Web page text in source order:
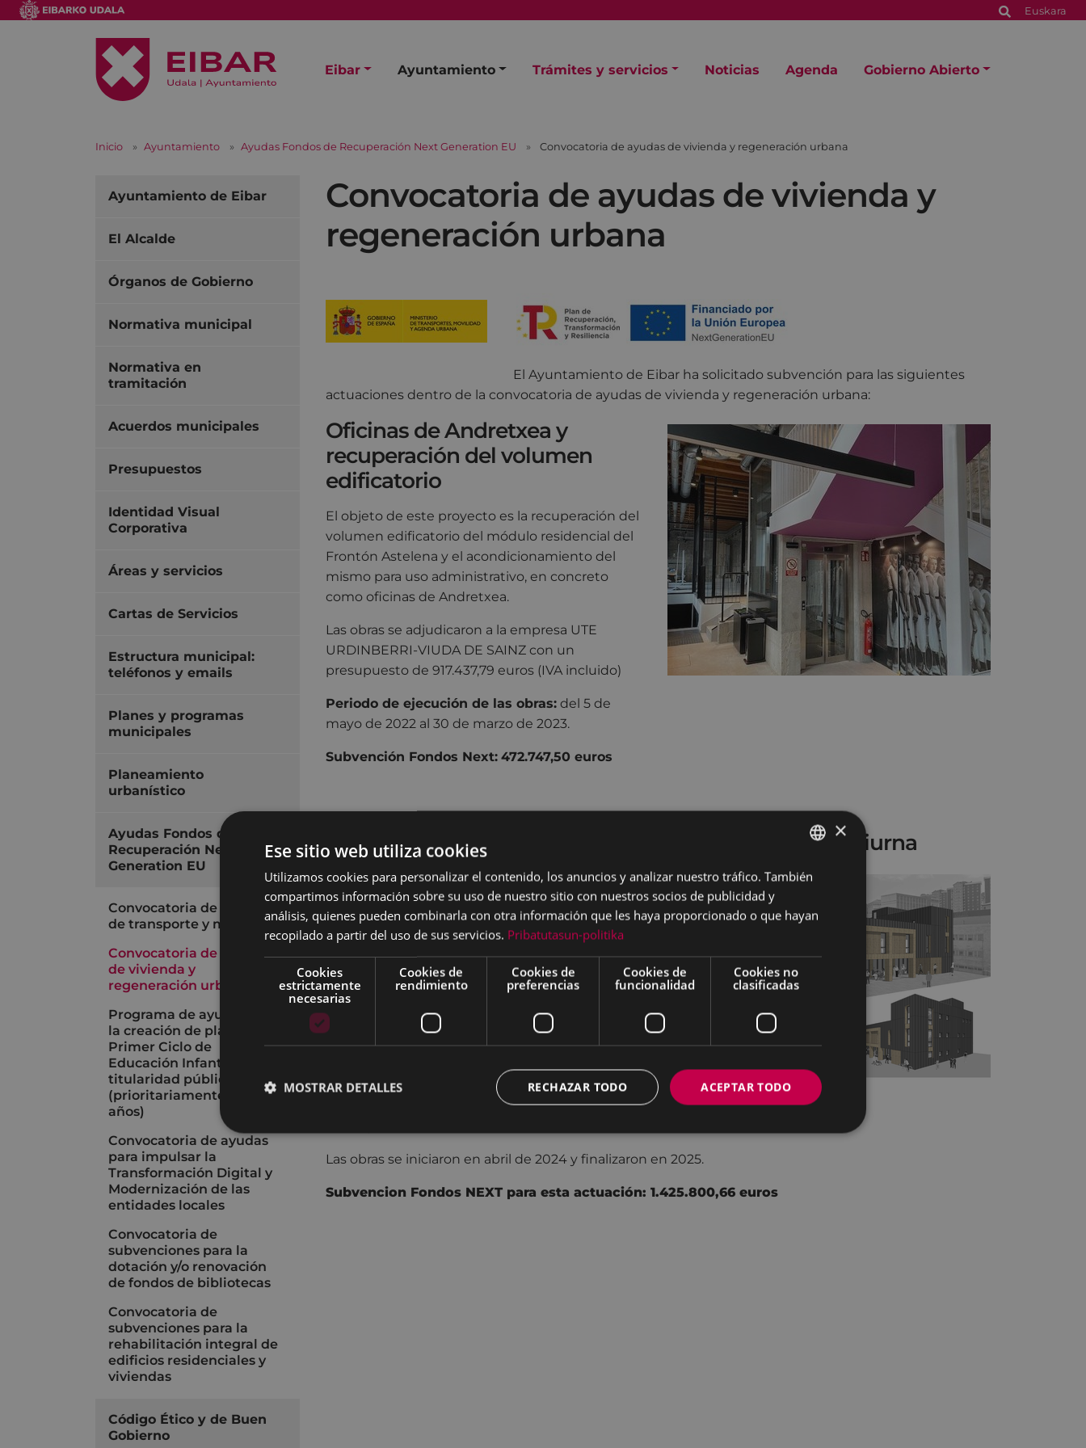
Euskara
Eibar Ayuntamiento Trámites y servicios Noticias Agenda Gobierno Abierto
Inicio Ayuntamiento Ayudas Fondos de Recuperación Next Generation EU Convocatoria de ayudas de vivienda y regeneración urbana
Convocatoria de ayudas de vivienda y
regeneración urbana
El Ayuntamiento de Eibar ha solicitado subvención para las siguientes
actuaciones dentro de la convocatoria de ayudas de vivienda y regeneración urbana:
Oficinas de Andretxea y
recuperación del volumen
edificatorio
El objeto de este proyecto es la recuperación del
volumen edificatorio del módulo residencial del
Frontón Astelena y el acondicionamiento del
mismo para uso administrativo, en concreto
como oficinas de Andretxea.
Las obras se adjudicaron a la empresa UTE
URDINBERRI-VIUDA DE SAINZ con un
presupuesto de 917.437,79 euros (IVA incluido)
Periodo de ejecución de las obras: del 5 de
mayo de 2022 al 30 de marzo de 2023.
Subvención Fondos Next: 472.747,50 euros
Torrekua 1, Hogar del Jubilado y Centro de atención diurna
Tras el traslado del Centro de Salud Torrekua al
nuevo Hospital, el edificio quedó en desuso y
bajo propiedad municipal.
para su uso como Hogar del Jubilado y Centro
de atención diurna.
Las obras se adjudicaron a la empresa
CONSTRUCCIONES ARTZAMENDI, S.A., con un
2.119.501,33euros.Sin
embargo, el coste total del proyecto (labores
realizadas, dirección de obra, coordinación de
Las obras se iniciaron en abril de 2024 y finalizaron en 2025.
Subvencion Fondos NEXT para esta actuación: 1.425.800,66 euros
Ayuntamiento de Eibar
El Alcalde
Órganos de Gobierno
Normativa municipal
Normativa en
tramitación
Acuerdos municipales
Presupuestos
Identidad Visual
Corporativa
Áreas y servicios
Cartas de Servicios
Estructura municipal:
teléfonos y emails
Planes y programas
municipales
Planeamiento
urbanístico
Ayudas Fondos de
Recuperación Next
Generation EU
Convocatoria de ayudas
de transporte y movilidad
Convocatoria de ayudas
de vivienda y
regeneración urbana
Programa de ayudas para
la creación de plazas de
Primer Ciclo de
Educación Infantil de
titularidad pública
(prioritariamente de 1 y 2
años)
Convocatoria de ayudas
para impulsar la
Transformación Digital y
Modernización de las
entidades locales
Convocatoria de
subvenciones para la
dotación y/o renovación
de fondos de bibliotecas
Convocatoria de
subvenciones para la
rehabilitación integral de
edificios residenciales y
viviendas
Código Ético y de Buen
Gobierno
BASQUE
×
Ese sitio web utiliza cookies
Utilizamos cookies para personalizar el contenido, los anuncios y analizar nuestro tráfico. También
compartimos información sobre su uso de nuestro sitio con nuestros socios de publicidad y
análisis, quienes pueden combinarla con otra información que les haya proporcionado o que hayan
recopilado a partir del uso de sus servicios. Pribatutasun-politika
Cookies
estrictamente
necesarias
Cookies de
rendimiento
Cookies de
preferencias
Cookies de
funcionalidad
Cookies no
clasificadas
ACEPTAR TODO
RECHAZAR TODO
MOSTRAR DETALLES